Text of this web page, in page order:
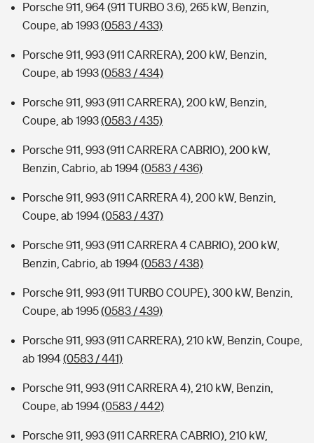
Porsche 911, 964 (911 TURBO 3.6), 265 kW, Benzin,
Coupe, ab 1993(0583 / 433)
Porsche 911, 993 (911 CARRERA), 200 kW, Benzin,
Coupe, ab 1993(0583 / 434)
Porsche 911, 993 (911 CARRERA), 200 kW, Benzin,
Coupe, ab 1993(0583 / 435)
Porsche 911, 993 (911 CARRERA CABRIO), 200 kW,
Benzin, Cabrio, ab 1994(0583 / 436)
Porsche 911, 993 (911 CARRERA 4), 200 kW, Benzin,
Coupe, ab 1994(0583 / 437)
Porsche 911, 993 (911 CARRERA 4 CABRIO), 200 kW,
Benzin, Cabrio, ab 1994(0583 / 438)
Porsche 911, 993 (911 TURBO COUPE), 300 kW, Benzin,
Coupe, ab 1995(0583 / 439)
Porsche 911, 993 (911 CARRERA), 210 kW, Benzin, Coupe,
ab 1994(0583 / 441)
Porsche 911, 993 (911 CARRERA 4), 210 kW, Benzin,
Coupe, ab 1994(0583 / 442)
Porsche 911, 993 (911 CARRERA CABRIO), 210 kW,